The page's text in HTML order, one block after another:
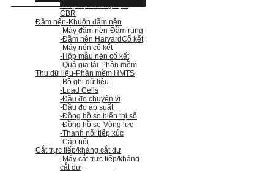
-Phụ kiện thí nghiệm
CBR
Đầm nện-Khuôn đầm nện
-Máy đầm nện-Đầm rung
-Đầm nện HarvardCố kết
-Máy nén cố kết
-Hộp mẫu nén cố kết
-Quả gia tải-Phần mềm
Thu dữ liệu-Phần mềm HMTS
-Bộ ghi dữ liệu
-Load Cells
-Đầu đo chuyển vị
-Đầu đo áp suất
-Đồng hồ so hiển thị số
-Đồng hồ so-Vòng lực
-Thanh nối tiếp xúc
-Cáp nối
Cắt trực tiếp/kháng cắt dư
-Máy cắt trực tiếp/kháng
cắt dư